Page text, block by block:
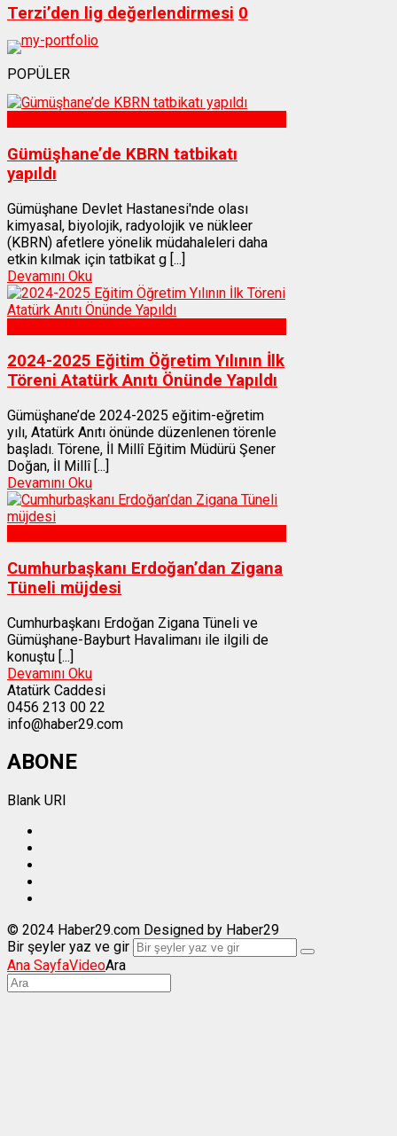
Terzi’den lig değerlendirmesi 0
POPÜLER
Gümüşhane’de KBRN tatbikatı
yapıldı
Gümüşhane Devlet Hastanesi'nde olası
kimyasal, biyolojik, radyolojik ve nükleer
(KBRN) afetlere yönelik müdahaleleri daha
etkin kılmak için tatbikat g [...]
Devamını Oku
2024-2025 Eğitim Öğretim Yılının İlk
Töreni Atatürk Anıtı Önünde Yapıldı
Gümüşhane’de 2024-2025 eğitim-eğretim
yılı, Atatürk Anıtı önünde düzenlenen törenle
başladı. Törene, İl Millî Eğitim Müdürü Şener
Doğan, İl Millî [...]
Devamını Oku
Cumhurbaşkanı Erdoğan’dan Zigana
Tüneli müjdesi
Cumhurbaşkanı Erdoğan Zigana Tüneli ve
Gümüşhane-Bayburt Havalimanı ile ilgili de
konuştu [...]
Devamını Oku
Atatürk Caddesi
0456 213 00 22
info@haber29.com
ABONE
Blank URI
© 2024 Haber29.com Designed by Haber29
Bir şeyler yaz ve gir
Ana SayfaVideoAra